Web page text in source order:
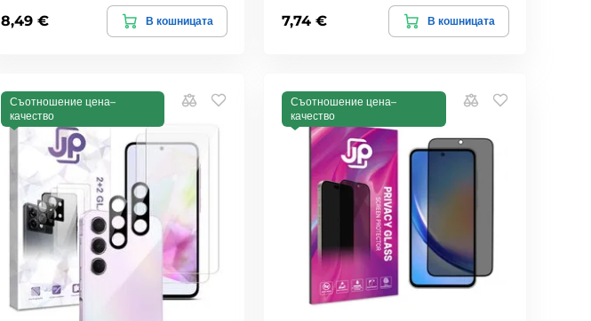
8,49 € В кошницата 7,74 € В кошницата
Съотношение цена–
качество
Съотношение цена–
качество